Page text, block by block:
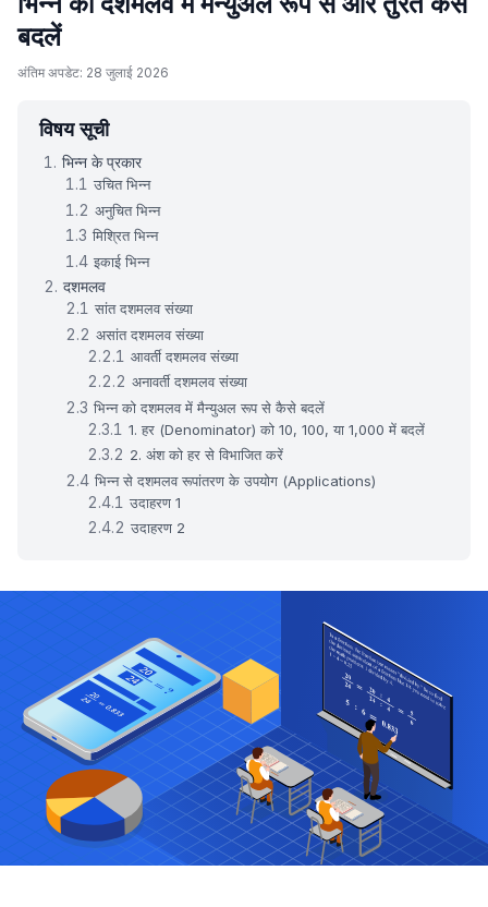
बदलें
अंतिम अपडेट: 28 जुलाई 2026
विषय सूची
भिन्न के प्रकार
उचित भिन्न
अनुचित भिन्न
मिश्रित भिन्न
इकाई भिन्न
दशमलव
सांत दशमलव संख्या
असांत दशमलव संख्या
आवर्ती दशमलव संख्या
अनावर्ती दशमलव संख्या
भिन्न को दशमलव में मैन्युअल रूप से कैसे बदलें
1. हर (Denominator) को 10, 100, या 1,000 में बदलें
2. अंश को हर से विभाजित करें
भिन्न से दशमलव रूपांतरण के उपयोग (Applications)
उदाहरण 1
उदाहरण 2